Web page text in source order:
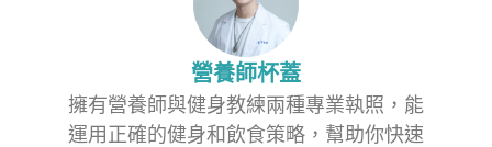
營養師杯蓋
擁有營養師與健身教練兩種專業執照，能
運用正確的健身和飲食策略，幫助你快速